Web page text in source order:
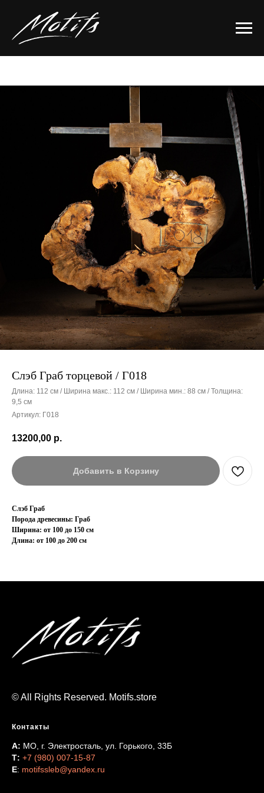
Слэб Граб торцевой / Г018
Длина: 112 см / Ширина макс.: 112 см / Ширина мин.: 88 см / Толщина:
9,5 см
Артикул: Г018
13200,00 р.
Добавить в Корзину
Слэб Граб
Порода древесины: Граб
Ширина: от 100 до 150 см
Длина: от 100 до 200 см
© All Rights Reserved. Motifs.store
Контакты
А: МО, г. Электросталь, ул. Горького, 33Б
Т: +7 (980) 007-15-87
Е: motifssleb@yandex.ru